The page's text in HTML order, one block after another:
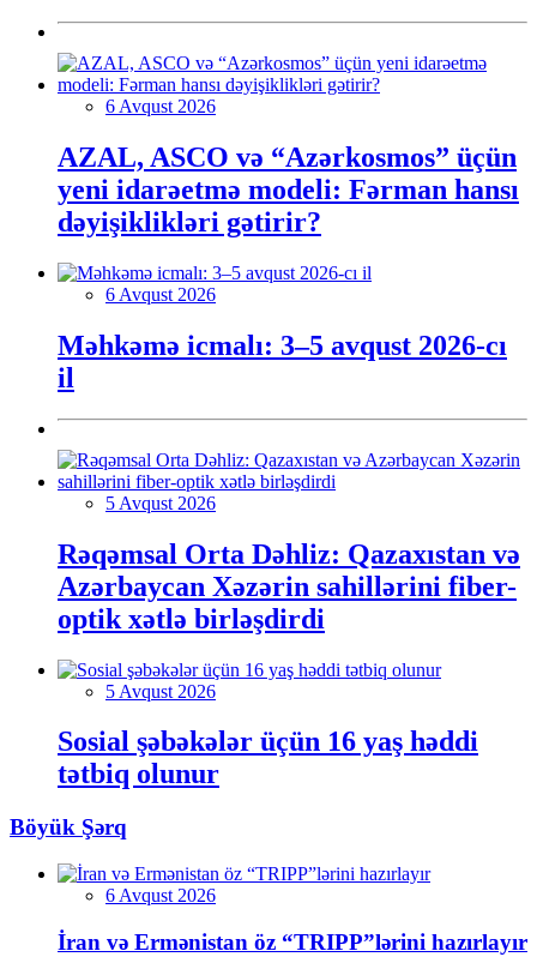
6 Avqust 2026
AZAL, ASCO və “Azərkosmos” üçün
yeni idarəetmə modeli: Fərman hansı
dəyişiklikləri gətirir?
6 Avqust 2026
Məhkəmə icmalı: 3–5 avqust 2026-cı
il
5 Avqust 2026
Rəqəmsal Orta Dəhliz: Qazaxıstan və
Azərbaycan Xəzərin sahillərini fiber-
optik xətlə birləşdirdi
5 Avqust 2026
Sosial şəbəkələr üçün 16 yaş həddi
tətbiq olunur
Böyük Şərq
6 Avqust 2026
İran və Ermənistan öz “TRIPP”lərini hazırlayır